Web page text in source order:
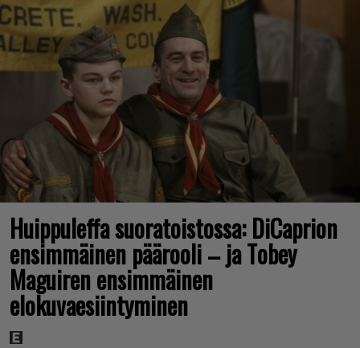
Huippuleffa suoratoistossa: DiCaprion
ensimmäinen päärooli – ja Tobey
Maguiren ensimmäinen
elokuvaesiintyminen